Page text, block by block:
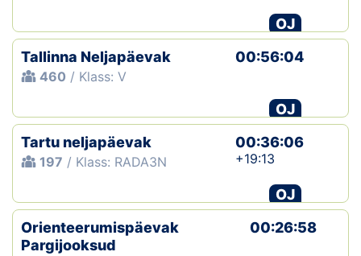
OJ
Tallinna Neljapäevak
460 / Klass: V
00:56:04
OJ
Tartu neljapäevak
197 / Klass: RADA3N
00:36:06
+19:13
OJ
Orienteerumispäevak
Pargijooksud
00:26:58